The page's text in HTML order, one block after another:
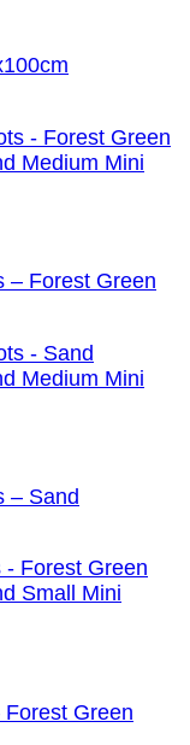
– Forest Green
– Sand
Green